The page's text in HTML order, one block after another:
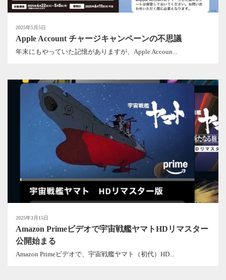
2025年5月5日
Apple Account チャージキャンペーンの不思議
年末にもやっていた記憶がありますが、Apple Accoun...
2025年3月15日
Amazon Primeビデオで宇宙戦艦ヤマトHDリマスター
公開始まる
Amazon Primeビデオで、宇宙戦艦ヤマト（初代）HD...